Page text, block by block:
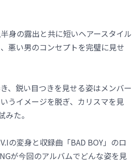
身の露出と共に短いヘアースタイル
悪い男のコンセプトを完璧に見せ
、鋭い目つきを見せる姿はメンバー
うイメージを脱ぎ、カリスマを見
た。
の変身と収録曲「BAD BOY」のロ
が今回のアルバムでどんな姿を見